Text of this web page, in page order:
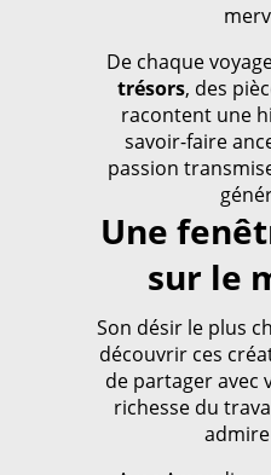
De chaque
trésors, des
racontent une
savoir-faire
passion
Une
sur le
Son désir le plus
découvrir ces
de partager avec
richesse du